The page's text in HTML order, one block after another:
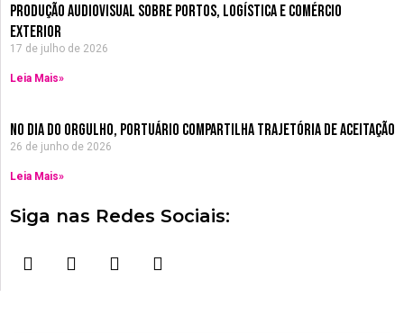
Produção Audiovisual sobre Portos, Logística e Comércio
Exterior
17 de julho de 2026
Leia Mais»
no dia do orgulho, Portuário compartilha trajetória de aceitação
26 de junho de 2026
Leia Mais»
Siga nas Redes Sociais:
F
a
I
n
Y
o
W
h